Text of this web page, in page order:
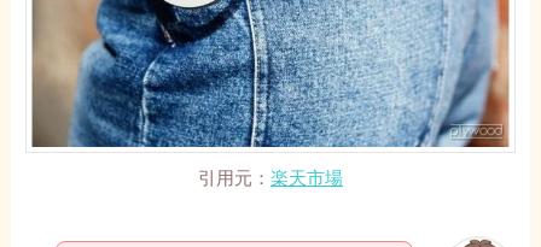
引用元： 楽天市場